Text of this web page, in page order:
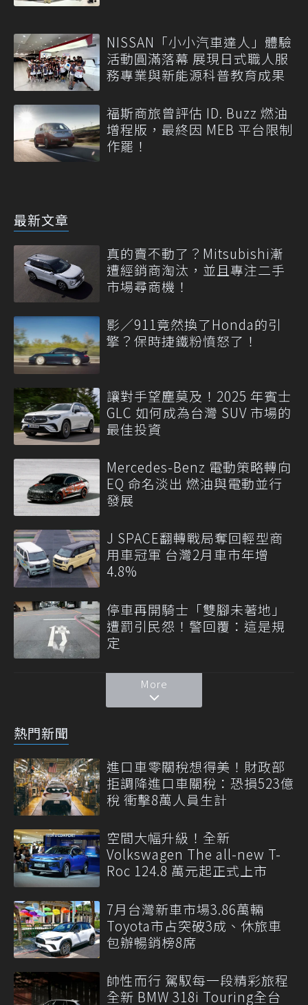
NISSAN「小小汽車達人」體驗
活動圓滿落幕 展現日式職人服
務專業與新能源科普教育成果
福斯商旅曾評估 ID. Buzz 燃油
增程版，最終因 MEB 平台限制
作罷！
最新文章
真的賣不動了？Mitsubishi漸
遭經銷商淘汰，並且專注二手
市場尋商機！
影／911竟然換了Honda的引
擎？保時捷鐵粉憤怒了！
讓對手望塵莫及！2025 年賓士
GLC 如何成為台灣 SUV 市場的
最佳投資
Mercedes-Benz 電動策略轉向
EQ 命名淡出 燃油與電動並行
發展
J SPACE翻轉戰局奪回輕型商
用車冠軍 台灣2月車市年增
4.8%
停車再開騎士「雙腳未著地」
遭罰引民怨！警回覆：這是規
定
More
熱門新聞
進口車零關稅想得美！財政部
拒調降進口車關稅：恐損523億
稅 衝擊8萬人員生計
空間大幅升級！全新
Volkswagen The all-new T-
Roc 124.8 萬元起正式上市
7月台灣新車市場3.86萬輛
Toyota市占突破3成、休旅車
包辦暢銷榜8席
帥性而行 駕馭每一段精彩旅程
全新 BMW 318i Touring全台